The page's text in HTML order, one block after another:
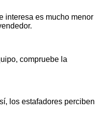
interesa es mucho menor
compruebe la
los estafadores perciben